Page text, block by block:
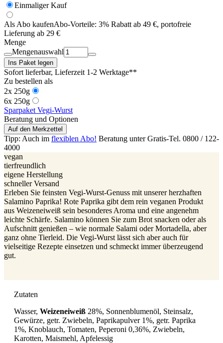
Einmaliger Kauf
Als Abo kaufenAbo-Vorteile: 3% Rabatt ab 49 €, portofreie
Lieferung ab 29 €
Menge
Mengenauswahl
Ins Paket legen
Sofort lieferbar, Lieferzeit 1-2 Werktage**
Zu bestellen als
2x 250g
6x 250g
Sparpaket Vegi-Wurst
Beratung und Optionen
Auf den Merkzettel
Tipp: Auch im flexiblen Abo! Beratung unter Gratis-Tel. 0800 / 122-
4000
vegan
tierfreundlich
eigene Herstellung
schneller Versand
Erleben Sie feinsten Vegi-Wurst-Genuss mit unserer herzhaften
Salamino Paprika! Rote Paprika gibt dem rein veganen Produkt
aus Weizeneiweiß sein besonderes Aroma und eine angenehm
leichte Schärfe. Salamino können Sie zum Brot snacken oder als
Aufschnitt genießen – wie normale Salami oder Mortadella, aber
ganz ohne Tierleid. Die Vegi-Wurst lässt sich aber auch für
vielseitige Rezepte einsetzen und schmeckt immer überzeugend
gut.
Zutaten
Wasser, Weizeneiweiß 28%, Sonnenblumenöl, Steinsalz,
Gewürze, getr. Zwiebeln, Paprikapulver 1%, getr. Paprika
1%, Knoblauch, Tomaten, Peperoni 0,36%, Zwiebeln,
Karotten, Maismehl, Apfelessig